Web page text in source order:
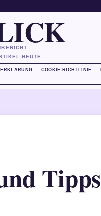
HEUTE
COOKIE-RICHTLINIE
Tipps